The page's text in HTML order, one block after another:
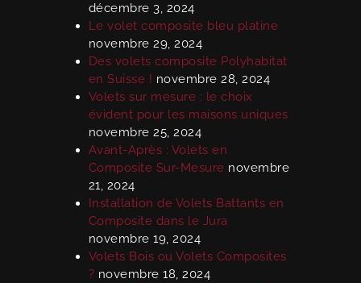
décembre 3, 2024
Le volet composite bleu platine
novembre 29, 2024
Des volets composite Polyhabitat
en Suisse ! novembre 28, 2024
Volets sur mesure : le choix
évident pour les maisons uniques
novembre 25, 2024
Avant-Après : Volets en
Composite Sur-Mesure novembre
21, 2024
Installation de Volets Battants en
Composite dans le Jura
novembre 19, 2024
Volets Bois ou Volets Composites
? novembre 18, 2024